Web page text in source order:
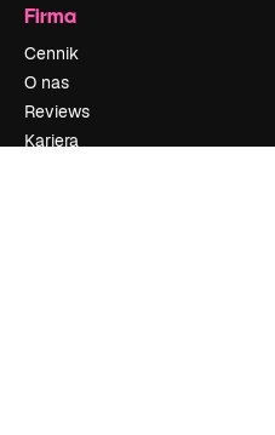
Firma
Cennik
O nas
Reviews
Kariera